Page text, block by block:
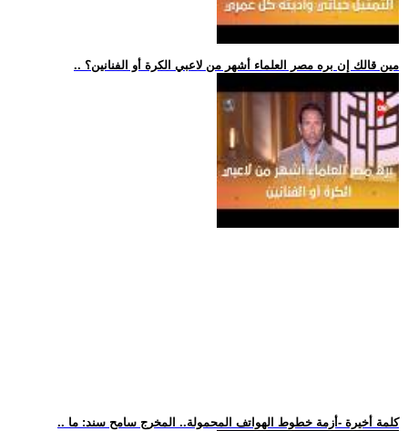
.. مين قالك إن بره مصر العلماء أشهر من لاعبي الكرة أو الفنانين؟
.. كلمة أخيرة -أزمة خطوط الهواتف المحمولة.. المخرج سامح سند: ما